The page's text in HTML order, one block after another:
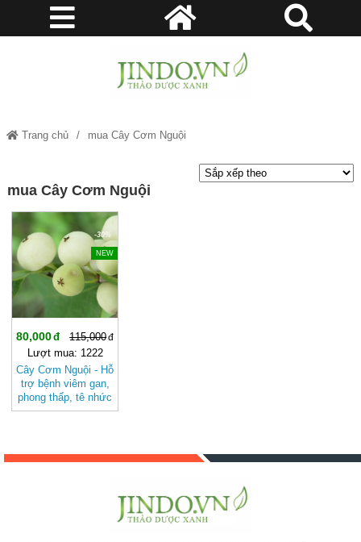
Trang chủ mua Cây Cơm Nguội
mua Cây Cơm Nguội
-30%
NEW
80,000
115,000
Lượt mua: 1222
Cây Cơm Nguội - Hỗ
trợ bệnh viêm gan,
phong thấp, tê nhức
xương khớp, viêm